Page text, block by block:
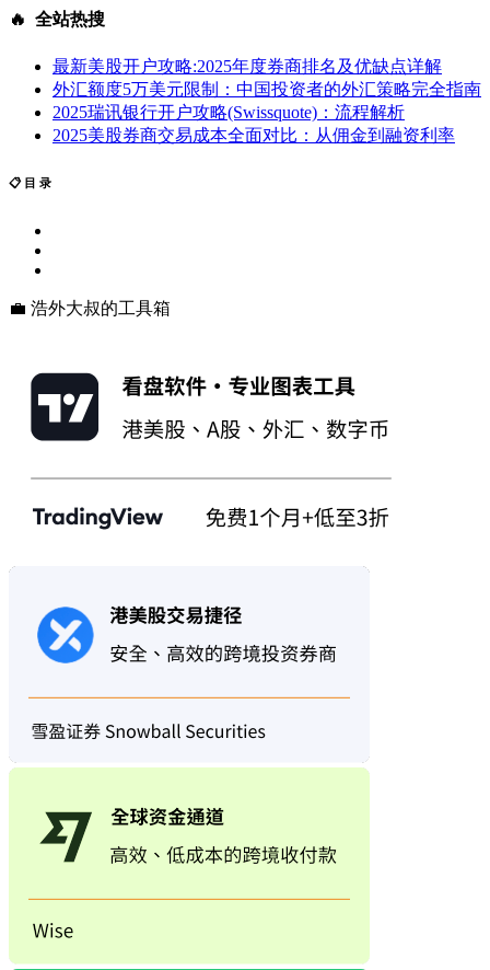
🔥 全站热搜
最新美股开户攻略:2025年度券商排名及优缺点详解
外汇额度5万美元限制：中国投资者的外汇策略完全指南
2025瑞讯银行开户攻略(Swissquote)：流程解析
2025美股券商交易成本全面对比：从佣金到融资利率
📋 目 录
💼 浩外大叔的工具箱